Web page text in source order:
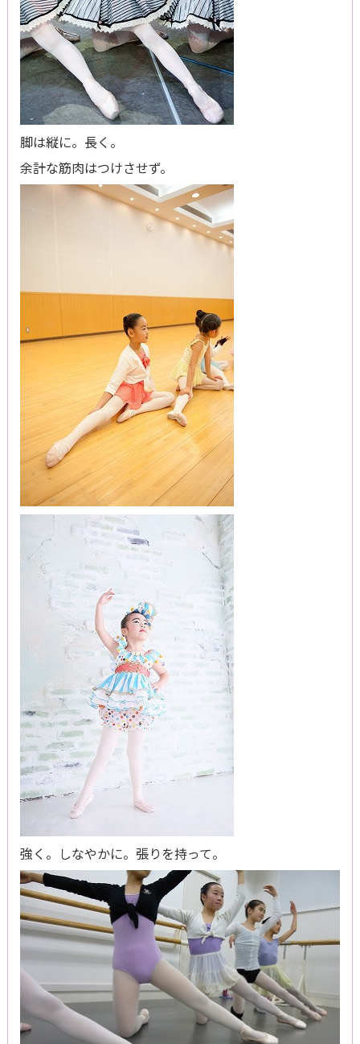
脚は縦に。長く。
余計な筋肉はつけさせず。
強く。しなやかに。張りを持って。